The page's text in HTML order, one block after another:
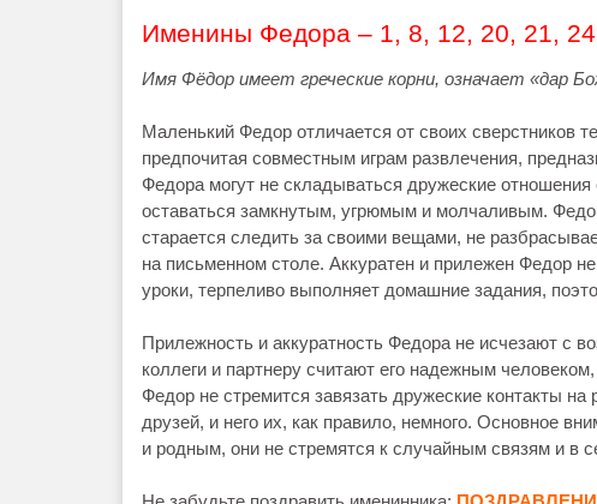
Именины Федора – 1, 8, 12, 20, 21,
Имя Фёдор имеет греческие корни, означает «дар
Маленький Федор отличается от своих сверстников
предпочитая совместным играм развлечения,
Федора могут не складываться дружеские
оставаться замкнутым, угрюмым и молчаливым.
старается следить за своими вещами, не
на письменном столе. Аккуратен и прилежен Федор
уроки, терпеливо выполняет домашние задания,
Прилежность и аккуратность Федора не исчезают с
коллеги и партнеру считают его надежным
Федор не стремится завязать дружеские контакты
друзей, и него их, как правило, немного. Основное
и родным, они не стремятся к случайным связям и в